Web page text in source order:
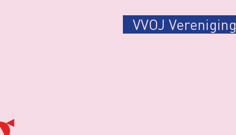
VVOJ Vereniging